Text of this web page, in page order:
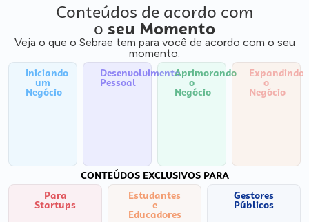
Conteúdos de acordo com
o seu Momento
Veja o que o Sebrae tem para você de acordo com o seu
momento:
Iniciando
um
Negócio
Desenvolvimento
Pessoal
Aprimorando
o
Negócio
Expandindo
o
Negócio
CONTEÚDOS EXCLUSIVOS PARA
Para
Startups
Estudantes
e
Educadores
Gestores
Públicos